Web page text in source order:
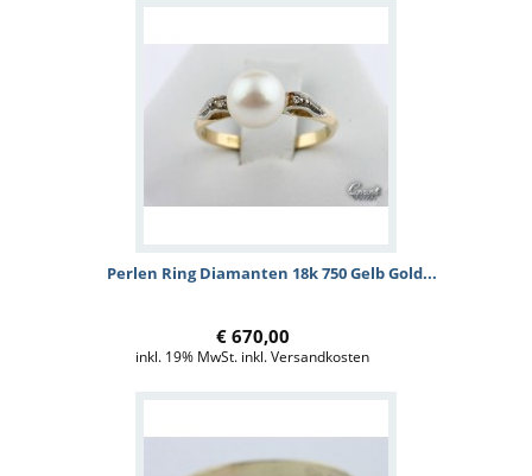
Perlen Ring Diamanten 18k 750 Gelb Gold...
€ 670,00
inkl. 19% MwSt. inkl. Versandkosten